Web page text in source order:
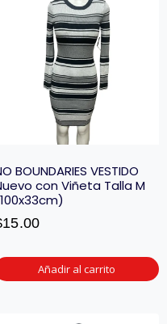
BOUNDARIES VESTIDO
con Viñeta Talla M
15.00
Añadir al carrito